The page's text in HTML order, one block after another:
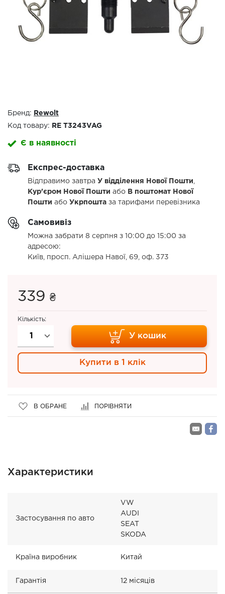
Бренд: Rewolt
Код товару: RE T3243VAG
Є в наявності
Експрес-доставка
Відправимо завтра У відділення Нової Пошти
Кур'єром Нової Пошти або В поштомат Нової
Пошти або Укрпошта за тарифами перевізника
Самовивіз
Можна забрати 8 серпня з 10:00 до 15:00 за
адресою:
Київ, просп. Алішера Навої, 69, оф. 373
339 ₴
Кількість:
У кошик
Купити в 1 клік
В ОБРАНЕ ПОРІВНЯТИ
Характеристики
Застосування по авто
VW
AUDI
SEAT
SKODA
Країна виробник Китай
Гарантія 12 місяців